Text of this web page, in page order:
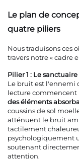
Le plan de
quatre piliers
Nous traduisons ces
travers notre « cadre
Pilier 1 : Le
Le bruit est l'ennemi
lecture commencent
des éléments
coussins de sol
atténuent le bruit
tactilement
psychologiquement
soutenant
attention.